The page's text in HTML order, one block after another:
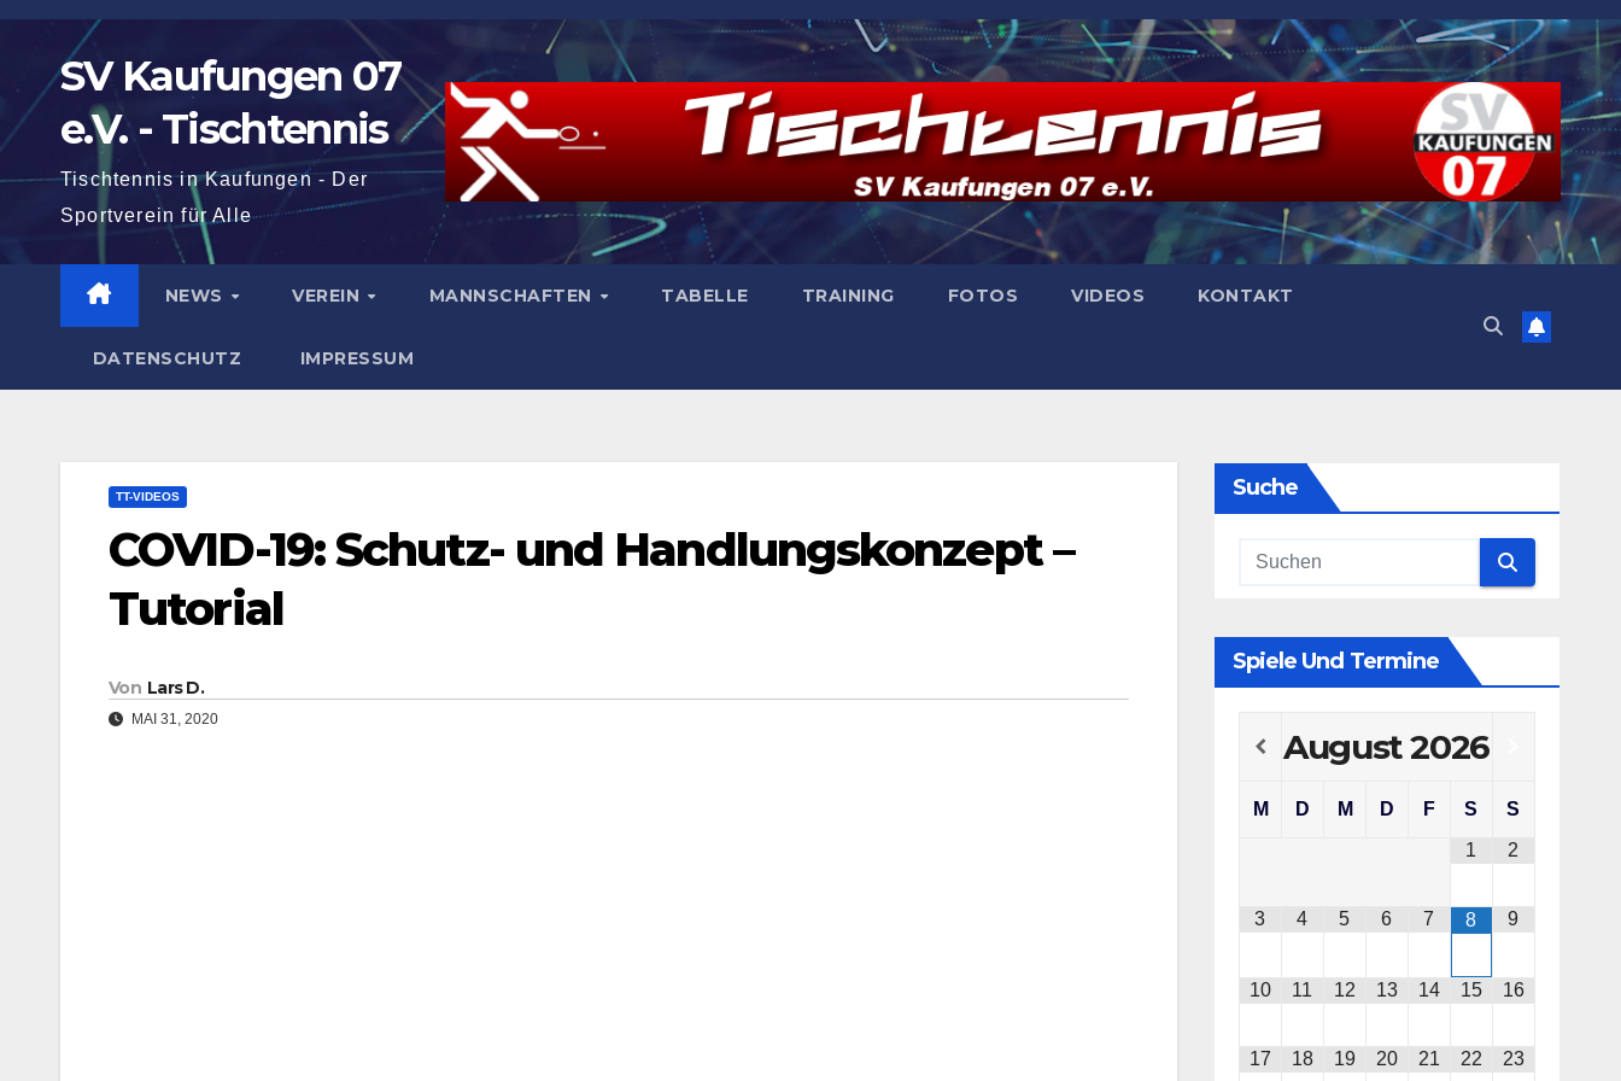
Zum
springenSV Kaufungen 07
e.V. - Tischtennis
Tischtennis in Kaufungen - Der
Sportverein für Alle
NEWS VEREIN MANNSCHAFTEN TABELLE TRAINING FOTOS VIDEOS KONTAKT
DATENSCHUTZ IMPRESSUM
TT-VIDEOS
COVID-19: Schutz- und Handlungskonzept –
Tutorial
Von Lars D.
MAI 31, 2020
Suche
Spiele Und Termine
August2026
M D M D F S
S
1
2
3 4 5 6 7 8 9
10 11 12 13 14 15 16
17 18 19 20 21 22 23